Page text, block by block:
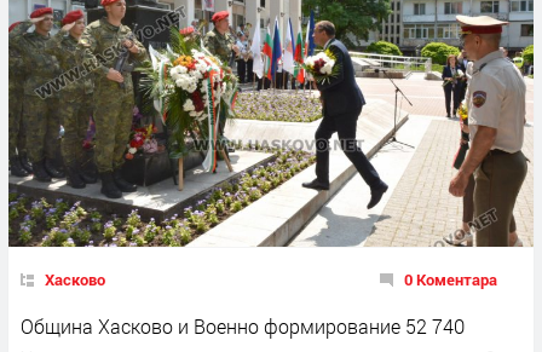
Хасково 0 Коментара
Община Хасково и Военно формирование 52 740